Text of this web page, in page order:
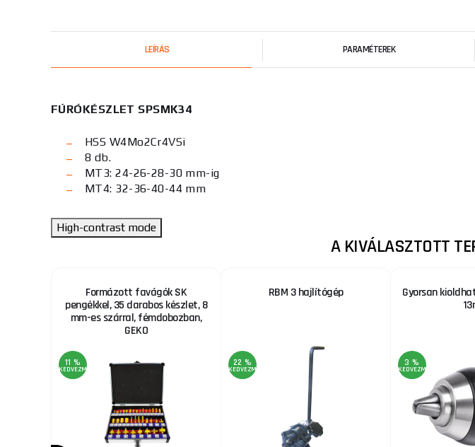
LEÍRÁS PARAMÉTEREK
FÚRÓKÉSZLET SPSMK34
HSS W4Mo2Cr4VSi
8 db.
MT3: 24-26-28-30 mm-ig
MT4: 32-36-40-44 mm
High-contrast mode
A KIVÁLASZTOTT
Formázott favágók SK
pengékkel, 35 darabos készlet, 8
mm-es szárral, fémdobozban,
GEKO
11 %
KEDVEZMÉNY
RBM 3 hajlítógép
22 %
KEDVEZMÉNY
Gyorsan
3 %
KEDVEZMÉNY